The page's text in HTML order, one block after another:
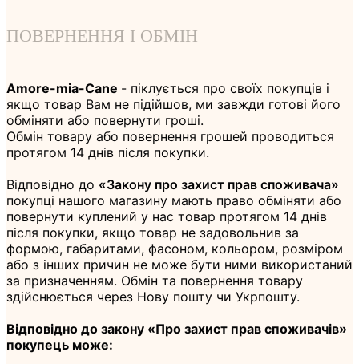
ПОВЕРНЕННЯ І ОБМІН
Amore-mia-Cane - піклується про своїх покупців і
якщо товар Вам не підійшов, ми завжди готові його
обміняти або повернути гроші.
Обмін товару або повернення грошей проводиться
протягом 14 днів після покупки.
Відповідно до «Закону про захист прав споживача»
покупці нашого магазину мають право обміняти або
повернути куплений у нас товар протягом 14 днів
після покупки, якщо товар не задовольнив за
формою, габаритами, фасоном, кольором, розміром
або з інших причин не може бути ними використаний
за призначенням. Обмін та повернення товару
здійснюється через Нову пошту чи Укрпошту.
Відповідно до закону «Про захист прав споживачів»
покупець може: